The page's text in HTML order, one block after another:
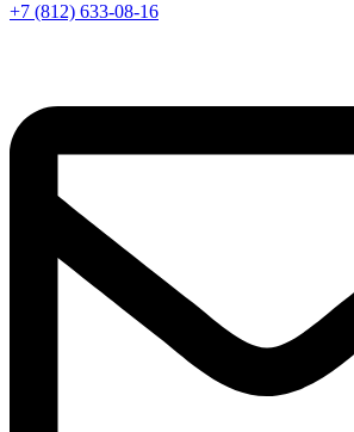
+7 (812) 633-08-16